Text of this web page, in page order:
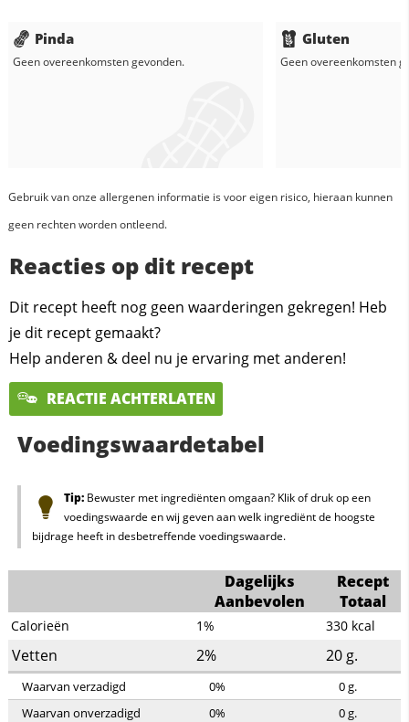
Pinda
Geen overeenkomsten gevonden.
Gluten
Geen overeenkomsten
Gebruik van onze allergenen informatie is voor eigen risico, hieraan kunnen
geen rechten worden ontleend.
Reacties op dit recept
Dit recept heeft nog geen waarderingen gekregen! Heb
je dit recept gemaakt?
Help anderen & deel nu je ervaring met anderen!
REACTIE ACHTERLATEN
Voedingswaardetabel
Tip:Bewuster met ingrediënten omgaan? Klik of druk op een
voedingswaarde en wij geven aan welk ingrediënt de hoogste
bijdrage heeft in desbetreffende voedingswaarde.
Dagelijks
Aanbevolen
Recept
Totaal
Calorieën 1% 330 kcal
Vetten 2% 20 g.
Waarvan verzadigd 0% 0g.
Waarvan onverzadigd
0% 0g.